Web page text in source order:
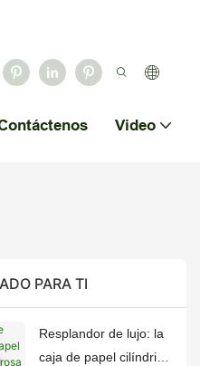
Video
PARA TI
Resplandor de lujo: la
caja de papel cilíndrica